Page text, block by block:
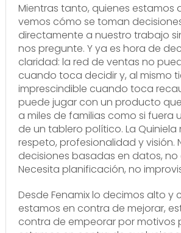
Mientras tanto, quienes estamos
vemos cómo se toman
directamente a nuestro trabajo
nos pregunte. Y ya es hora de
claridad: la red de ventas no
cuando toca decidir y, al mismo
imprescindible cuando toca
puede jugar con un producto
a miles de familias como si fuera
de un tablero político. La Quiniela
respeto, profesionalidad y visión.
decisiones basadas en datos, no
Necesita planificación, no
Desde Fenamix lo decimos alto y
estamos en contra de mejorar,
contra de empeorar por motivos